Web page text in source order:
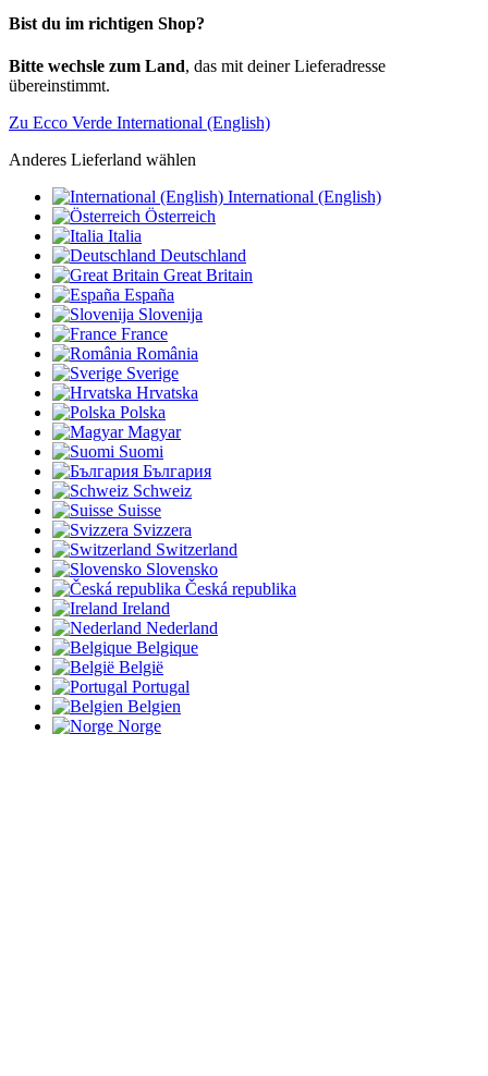
Bist du im richtigen Shop?
Bitte wechsle zum Land, das mit deiner Lieferadresse
übereinstimmt.
Zu Ecco Verde International (English)
Anderes Lieferland wählen
International (English)
Österreich
Italia
Deutschland
Great Britain
España
Slovenija
France
România
Sverige
Hrvatska
Polska
Magyar
Suomi
България
Schweiz
Suisse
Svizzera
Switzerland
Slovensko
Česká republika
Ireland
Nederland
Belgique
België
Portugal
Belgien
Norge